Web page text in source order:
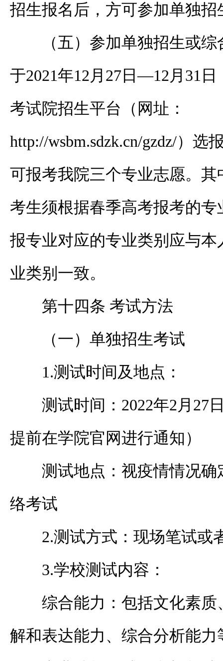
招生报名后，方可参加单独
（五）参加单独招生或
于2021年12月27日—12月31日
考试院招生平台 （网址：
http://wsbm.sdzk.cn/gzdz/）选
可报考我院三个专业志愿。
考生须根据春季高考报考的
报专业对应的专业类别应与
业类别一致。
第十四条 考试方法
（一）单独招生考试
1.测试时间及地点：
测试时间： 2022年2月27
提前在学院官网进行通知）
测试地点：视疫情情况
络考试
2.测试方式：现场笔试或
3.学校测试内容：
综合能力：包括文化素
解和表达能力、综合分析能力